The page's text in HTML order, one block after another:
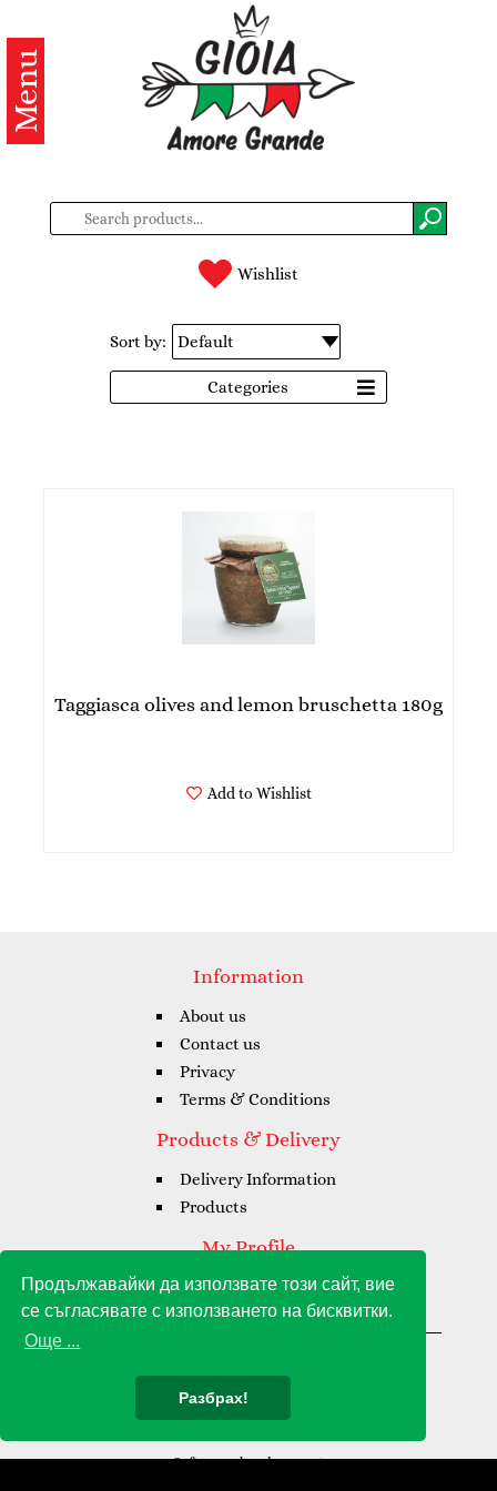
Продължавайки да използвате този сайт, вие
се съгласявате с използването на бисквитки.
Още ...
Разбрах!
Categories
Products
us
Register
Menu
Wishlist
Sort by:
Categories
Taggiasca olives and lemon bruschetta 180g
Add to Wishlist
Information
About us
Contact us
Privacy
Terms & Conditions
Products & Delivery
Delivery Information
Products
My Profile
My Profile
My Orders
Software development